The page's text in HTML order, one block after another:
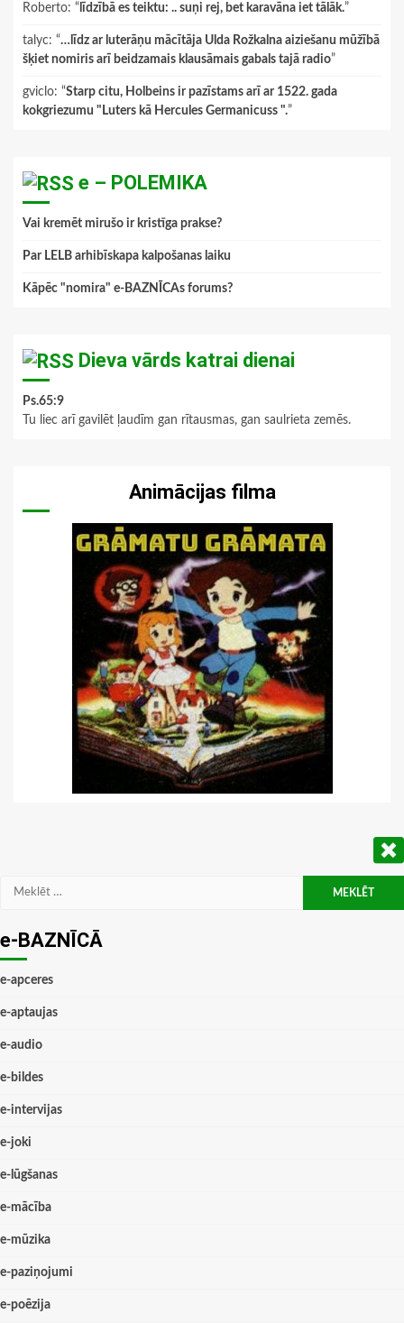
Roberto: “ līdzībā es teiktu: .. suņi rej, bet karavāna iet tālāk.”
talyc: “…līdz ar luterāņu mācītāja Ulda Rožkalna aiziešanu mūžībā
šķiet nomiris arī beidzamais klausāmais gabals tajā radio”
gviclo: “Starp citu, Holbeins ir pazīstams arī ar 1522. gada
kokgriezumu "Luters kā Hercules Germanicuss ".”
e – POLEMIKA
Vai kremēt mirušo ir kristīga prakse?
Par LELB arhibīskapa kalpošanas laiku
Kāpēc "nomira" e-BAZNĪCAs forums?
Dieva vārds katrai dienai
Ps.65:9
Tu liec arī gavilēt ļaudīm gan rītausmas, gan saulrieta zemēs.
Animācijas filma
Meklēt:
e-BAZNĪCĀ
e-apceres
e-aptaujas
e-audio
e-bildes
e-intervijas
e-joki
e-lūgšanas
e-mācība
e-mūzika
e-paziņojumi
e-poēzija